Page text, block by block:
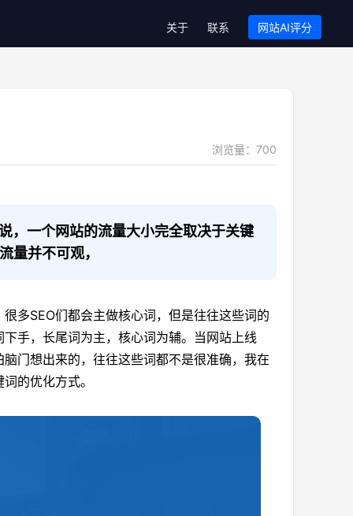
关于 联系 网站AI评分
浏览量： 700
，一个网站的流量大小完全取决于关键
量并不可观，
SEO们都会主做核心词，但是往往这些词的
手，长尾词为主，核心词为辅。当网站上线
门想出来的，往往这些词都不是很准确，我在
的优化方式。